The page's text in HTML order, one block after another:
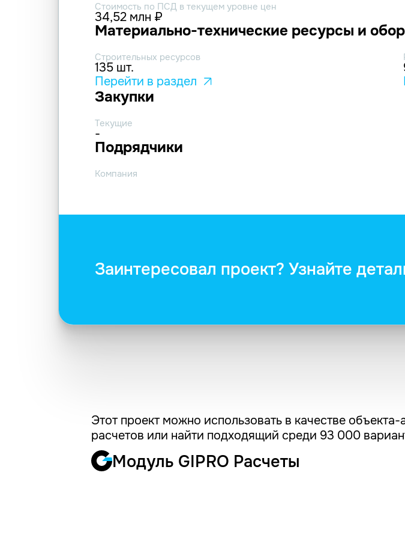
Стоимость по ПСД в текущем уровне цен
34,52 млн ₽
Материально-технические ресурсы и
Строительных ресурсов
135 шт.
Перейти в раздел
Закупки
Текущие
-
Подрядчики
Компания
Заинтересовал проект? Узнайте
Этот проект можно использовать в качестве объекта-
расчетов или найти подходящий среди 93 000
Модуль GIPRO Расчеты